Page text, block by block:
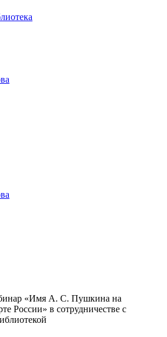
«Имя А. С. Пушкина на
России» в сотрудничестве с